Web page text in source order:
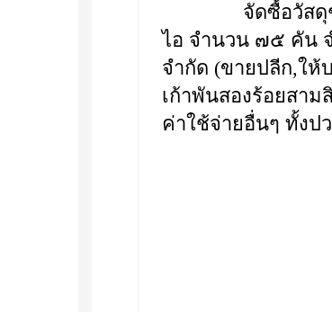
จัดซื้อวัสดุช่วยผ
ไอ จำนวน ๗๕ คัน
จำกัด (ขายปลีก,ใ
เก้าพันสองร้อยสา
ค่าใช้จ่ายอื่นๆ ทั้งป